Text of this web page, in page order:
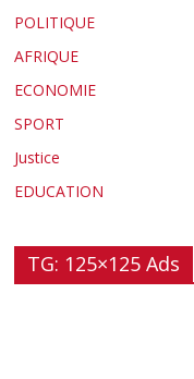
POLITIQUE
AFRIQUE
ECONOMIE
SPORT
Justice
EDUCATION
TG: 125×125 Ads